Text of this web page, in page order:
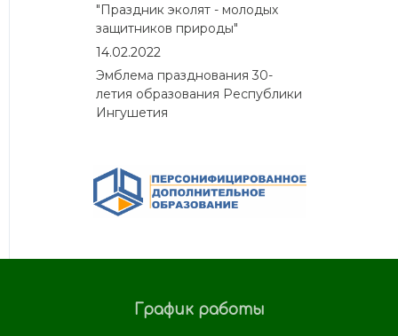
"Праздник эколят - молодых
защитников природы"
14.02.2022
Эмблема празднования 30-
летия образования Республики
Ингушетия
График работы